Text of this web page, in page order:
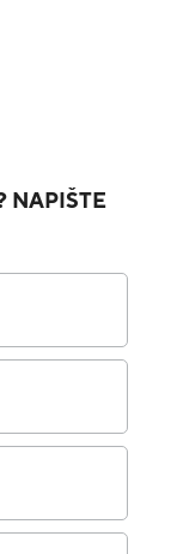
NAPIŠTE